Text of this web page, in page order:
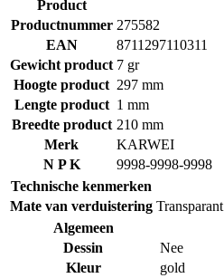
Product
Productnummer 275582
EAN
8711297110311
Gewicht product 7 gr
Hoogte product 297 mm
Lengte product 1 mm
Breedte product 210 mm
Merk
KARWEI
N P K
9998-9998-9998
Technische kenmerken
Mate van verduistering Transparant
Algemeen
Dessin
Nee
Kleur
gold